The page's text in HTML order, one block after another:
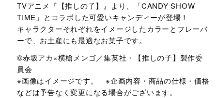
TVアニメ『【推しの子】』より、「CANDY SHOW
TIME」とコラボした可愛いキャンディーが登場！
キャラクターそれぞれをイメージしたカラーとフレーバ
ーで、お土産にも最適なお菓子です。
©赤坂アカ×横槍メンゴ／集英社・【推しの子】製作委
員会
※画像はイメージです。 ※企画内容・商品の仕様・価格
などは予告なく変更になる場合がございます。